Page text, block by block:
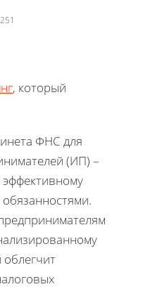
251
, который
ФНС для
(ИП) –